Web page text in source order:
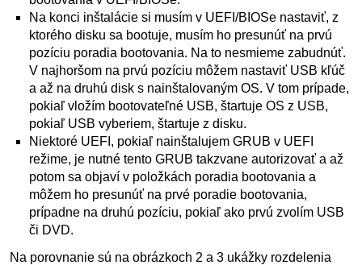
Na konci inštalácie si musím v UEFI/BIOSe nastaviť, z
ktorého disku sa bootuje, musím ho presunúť na prvú
pozíciu poradia bootovania. Na to nesmieme zabudnúť.
V najhoršom na prvú pozíciu môžem nastaviť USB kľúč
a až na druhú disk s nainštalovaným OS. V tom prípade,
pokiaľ vložím bootovateľné USB, štartuje OS z USB,
pokiaľ USB vyberiem, štartuje z disku.
Niektoré UEFI, pokiaľ nainštalujem GRUB v UEFI
režime, je nutné tento GRUB takzvane autorizovať a až
potom sa objaví v položkách poradia bootovania a
môžem ho presunúť na prvé poradie bootovania,
prípadne na druhú pozíciu, pokiaľ ako prvú zvolím USB
či DVD.
Na porovnanie sú na obrázkoch 2 a 3 ukážky rozdelenia